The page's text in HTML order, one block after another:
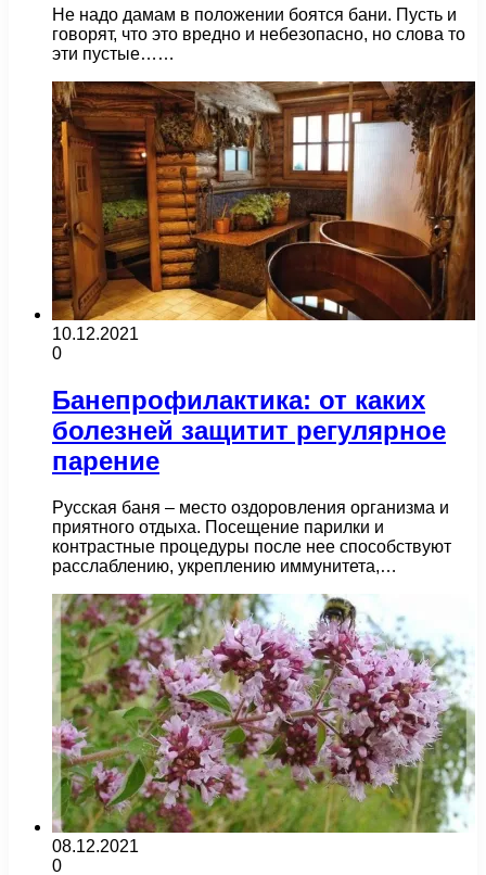
Не надо дамам в положении боятся бани. Пусть и
говорят, что это вредно и небезопасно, но слова то
эти пустые……
10.12.2021
0
Банепрофилактика: от каких
болезней защитит регулярное
парение
Русская баня – место оздоровления организма и
приятного отдыха. Посещение парилки и
контрастные процедуры после нее способствуют
расслаблению, укреплению иммунитета,…
08.12.2021
0